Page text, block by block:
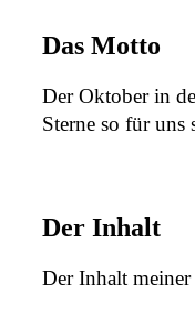
Das Motto
Der Oktober in
Sterne so für uns
Der Inhalt
Der Inhalt